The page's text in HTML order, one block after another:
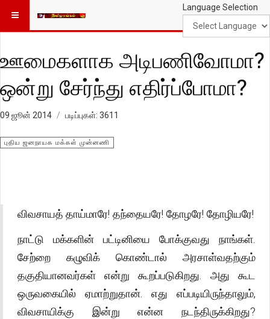
Language Selection
ஊமைகளாக அடிபணிவோமா?
ஒன்று சேர்ந்து எதிர்ப்போமா?
09 ஜூன் 2014 படிப்புகள்: 3611
புதிய ஜனநாயக மக்கள் முன்னணி
விவசாயத் தாய்மாரே! தந்தையரே! தோழரே! தோழியரே!
நாட்டு மக்களின் பட்டினியை போக்குவது நாங்கள்.
சேற்றை கழுவிக் கொண்டால் அரசாள்வதற்கும்
தகுதியானவர்கள் என்று கூறப்படுகிறது. அது கூட
ஒருவகையில் ஏமாற்றுதான். எது எப்படியிருந்தாலும்,
விவசாயிக்கு இன்று என்ன நடந்திருக்கிறது?